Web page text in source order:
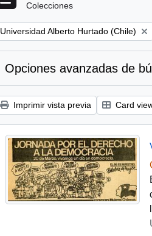
Colecciones
Remove filter:
Universidad Alberto Hurtado (Chile)
Opciones avanzadas de
Imprimir vista previa Card